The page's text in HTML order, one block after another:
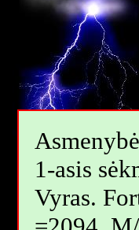
1-asis
Vyras.